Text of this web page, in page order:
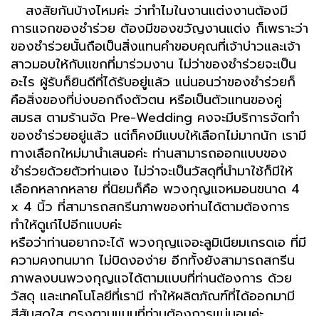
สงสัยกันบ้างไหมค่ะ ว่าทําไมในงานแต่งงานต้องมี
การแจกของชําร่วย ต้องมีของขวัญงานแต่ง ก็เพราะว่า
ของชําร่วยนั้นถือเป็นสิ่งแทนคําขอบคุณที่เจ้าบ่าวและเจ้า
สาวมอบให้กับแขกที่มาร่วมงาน ไม่ว่าของชำร่วยจะเป็น
อะไร ผู้รับก็ยินดีที่ได้รับอยู่แล้ว แน่นอนว่าของชำร่วยก็
คือสิ่งของที่บ่งบอกถึงตัวตน หรือเป็นตัวแทนของคู่
สมรส ตามร้านจัด Pre-Wedding คงจะมีบริการจัดทำ
ของชำร่วยอยู่แล้ว แต่ก็คงมีแบบให้เลือกไม่มากนัก เรามี
ทางเลือกใหม่มานำเสนอค่ะ ท่านสามารถออกแบบของ
ชำร่วยด้วยตัวท่านเอง ไม่ว่าจะเป็นวัสดุที่นำมาใช้ก็มีให้
เลือกหลากหลาย ที่นิยมก็คือ พวงกุญแจหมอนขนาด 4
x 4 นิ้ว ที่สามารถสกรีนภาพของท่านได้ตามต้องการ
ทำให้ดูเก๋ไปอีกแบบค่ะ
หรือว่าท่านอยากจะได้ พวงกุญแจอะลูมิเนียมเกรดเอ ที่มี
ความคงทนมาก ไม่บิดงอง่าย อีกทั้งยังสามารถสกรีน
ภาพลงบนพวงกุญแจได้ตามแบบที่ท่านต้องการ ด้วย
วัสดุ และเทคโนโลยีที่เรามี ทำให้ผลิตภัณฑ์ที่ได้ออกมามี